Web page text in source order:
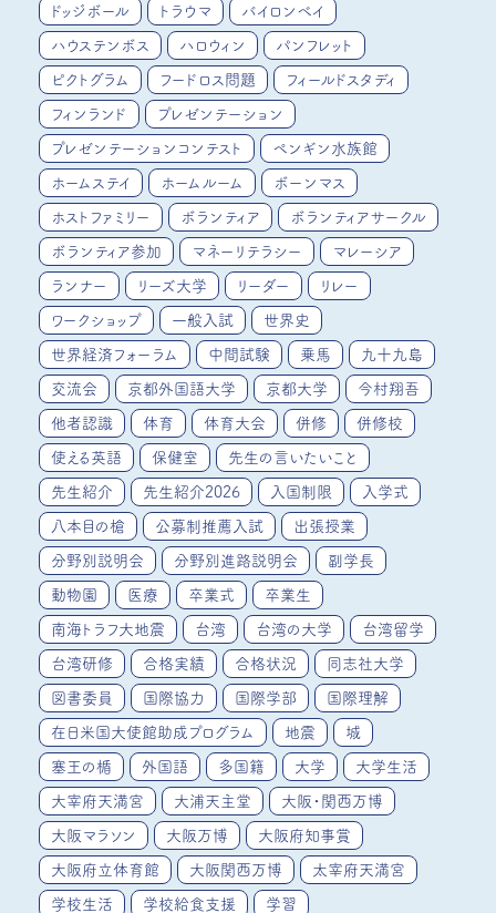
ドッジボール トラウマ バイロンベイ
ハウステンボス ハロウィン パンフレット
ピクトグラム フードロス問題 フィールドスタディ
フィンランド プレゼンテーション
プレゼンテーションコンテスト ペンギン水族館
ホームステイ ホームルーム ボーンマス
ホストファミリー ボランティア ボランティアサークル
ボランティア参加 マネーリテラシー マレーシア
ランナー リーズ大学 リーダー リレー
ワークショップ 一般入試 世界史
世界経済フォーラム 中間試験 乗馬 九十九島
交流会 京都外国語大学 京都大学 今村翔吾
他者認識 体育 体育大会 併修 併修校
使える英語 保健室 先生の言いたいこと
先生紹介 先生紹介2026 入国制限 入学式
八本目の槍 公募制推薦入試 出張授業
分野別説明会 分野別進路説明会 副学長
動物園 医療 卒業式 卒業生
南海トラフ大地震 台湾 台湾の大学 台湾留学
台湾研修 合格実績 合格状況 同志社大学
図書委員 国際協力 国際学部 国際理解
在日米国大使館助成プログラム 地震 城
塞王の楯 外国語 多国籍 大学 大学生活
大宰府天満宮 大浦天主堂 大阪・関西万博
大阪マラソン 大阪万博 大阪府知事賞
大阪府立体育館 大阪関西万博 太宰府天満宮
学校生活 学校給食支援 学習